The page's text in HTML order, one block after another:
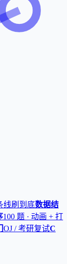
线刷到底数据结
100 题 · 动画 + 打
OJ / 考研复试C